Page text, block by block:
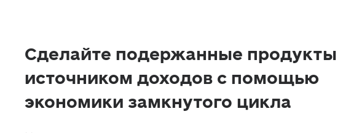
Сделайте подержанные продукты
источником доходов с помощью
экономики замкнутого цикла